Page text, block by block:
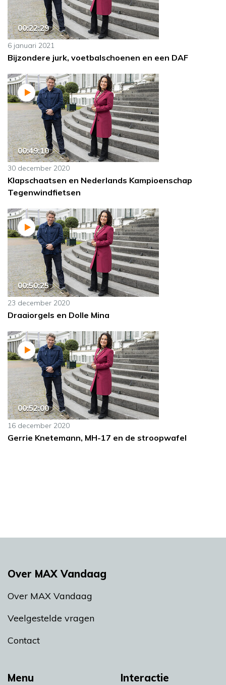
00:22:29
6 januari 2021
Bijzondere jurk, voetbalschoenen en een DAF
00:49:10
30 december 2020
Klapschaatsen en Nederlands Kampioenschap
Tegenwindfietsen
00:50:25
23 december 2020
Draaiorgels en Dolle Mina
00:52:00
16 december 2020
Gerrie Knetemann, MH-17 en de stroopwafel
Menu Interactie
Over MAX Vandaag
Over MAX Vandaag
Veelgestelde vragen
Contact